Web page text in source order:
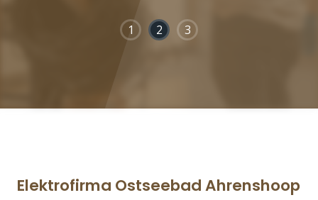
1 2 3
Elektrofirma Ostseebad Ahrenshoop